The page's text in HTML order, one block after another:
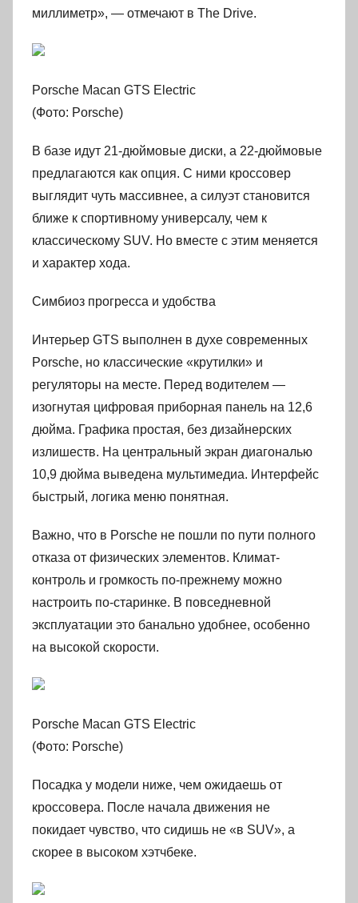
миллиметр», — отмечают в The Drive.
Porsche Macan GTS Electric
(Фото: Porsche)
В базе идут 21-дюймовые диски, а 22-дюймовые
предлагаются как опция. С ними кроссовер
выглядит чуть массивнее, а силуэт становится
ближе к спортивному универсалу, чем к
классическому SUV. Но вместе с этим меняется
и характер хода.
Симбиоз прогресса и удобства
Интерьер GTS выполнен в духе современных
Porsche, но классические «крутилки» и
регуляторы на месте. Перед водителем —
изогнутая цифровая приборная панель на 12,6
дюйма. Графика простая, без дизайнерских
излишеств. На центральный экран диагональю
10,9 дюйма выведена мультимедиа. Интерфейс
быстрый, логика меню понятная.
Важно, что в Porsche не пошли по пути полного
отказа от физических элементов. Климат-
контроль и громкость по-прежнему можно
настроить по-старинке. В повседневной
эксплуатации это банально удобнее, особенно
на высокой скорости.
Porsche Macan GTS Electric
(Фото: Porsche)
Посадка у модели ниже, чем ожидаешь от
кроссовера. После начала движения не
покидает чувство, что сидишь не «в SUV», а
скорее в высоком хэтчбеке.